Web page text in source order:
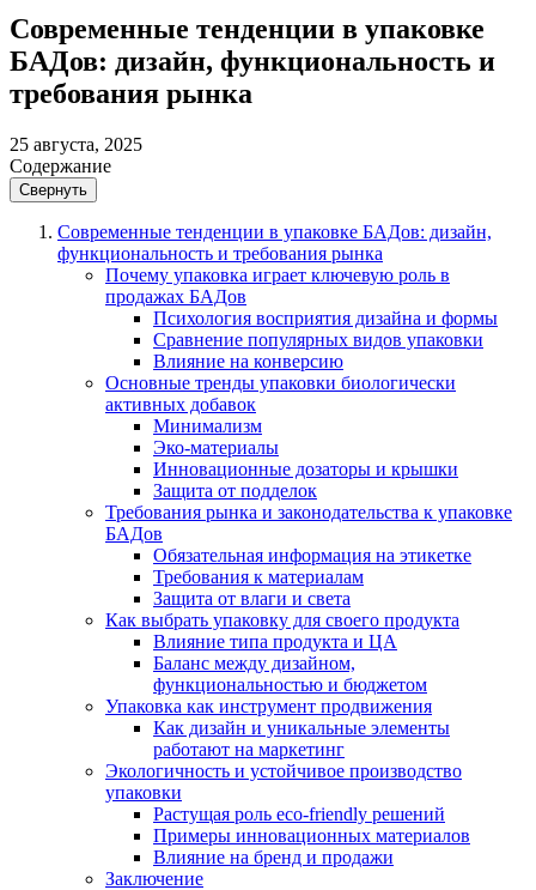
Современные тенденции в упаковке
БАДов: дизайн, функциональность и
требования рынка
25 августа, 2025
Содержание
Свернуть
Современные тенденции в упаковке БАДов: дизайн,
функциональность и требования рынка
Почему упаковка играет ключевую роль в
продажах БАДов
Психология восприятия дизайна и формы
Сравнение популярных видов упаковки
Влияние на конверсию
Основные тренды упаковки биологически
активных добавок
Минимализм
Эко-материалы
Инновационные дозаторы и крышки
Защита от подделок
Требования рынка и законодательства к упаковке
БАДов
Обязательная информация на этикетке
Требования к материалам
Защита от влаги и света
Как выбрать упаковку для своего продукта
Влияние типа продукта и ЦА
Баланс между дизайном,
функциональностью и бюджетом
Упаковка как инструмент продвижения
Как дизайн и уникальные элементы
работают на маркетинг
Экологичность и устойчивое производство
упаковки
Растущая роль eco-friendly решений
Примеры инновационных материалов
Влияние на бренд и продажи
Заключение